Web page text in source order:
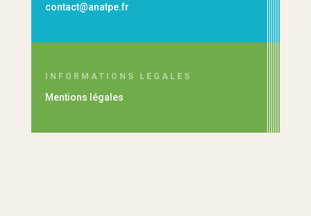
contact@anatpe.fr
INFORMATIONS LÉGALES
Mentions légales